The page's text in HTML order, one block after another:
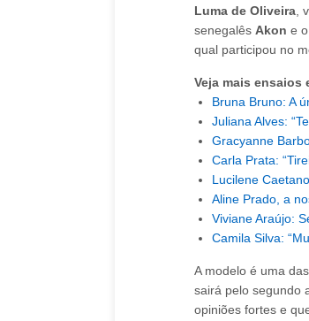
Luma de Oliveira ,
senegalês Akon e
qual participou no
Veja mais ensaios
Bruna Bruno: A
Juliana Alves:
Gracyanne
Carla Prata:
Lucilene
Aline Prado, a
Viviane Araújo:
Camila Silva:
A modelo é uma
sairá pelo segundo
opiniões fortes e